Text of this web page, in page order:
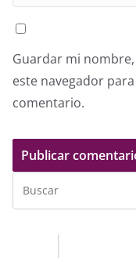
Guardar mi
este navegador
comentario.